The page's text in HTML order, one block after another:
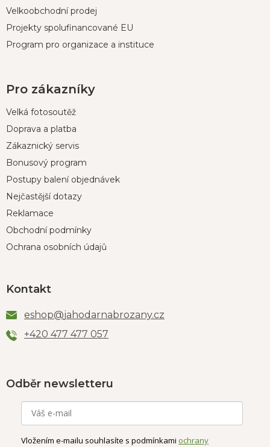
Velkoobchodní prodej
Projekty spolufinancované EU
Program pro organizace a instituce
Pro zákazníky
Velká fotosoutěž
Doprava a platba
Zákaznický servis
Bonusový program
Postupy balení objednávek
Nejčastější dotazy
Reklamace
Obchodní podmínky
Ochrana osobních údajů
Kontakt
eshop@jahodarnabrozany.cz
+420 477 477 057
Odběr newsletteru
Vložením e-mailu souhlasíte s podmínkami ochrany